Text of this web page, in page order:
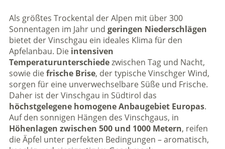
Als größtes Trockental der Alpen mit über 300
Sonnentagen im Jahr und geringen Niederschlägen
bietet der Vinschgau ein ideales Klima für den
Apfelanbau. Die intensiven
Temperaturunterschiedezwischen Tag und Nacht,
sowie diefrische Brise, der typische Vinschger Wind,
sorgen für eine unverwechselbare Süße und Frische.
Daher ist der Vinschgau in Südtirol das
höchstgelegene homogene Anbaugebiet Europas.
Auf den sonnigen Hängen des Vinschgaus, in
Höhenlagen zwischen 500 und 1000 Metern, reifen
die Äpfel unter perfekten Bedingungen – aromatisch,